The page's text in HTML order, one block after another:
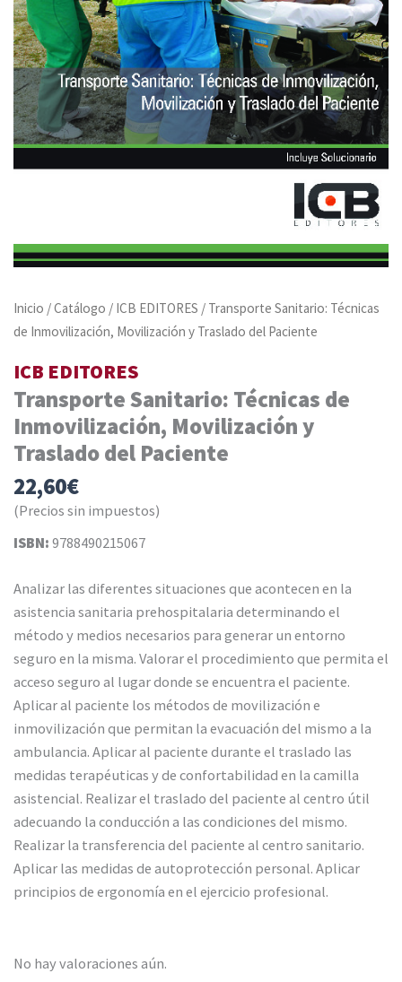
Inicio /Catálogo / ICB EDITORES / Transporte Sanitario: Técnicas
de Inmovilización, Movilización y Traslado del Paciente
ICB EDITORES
Transporte Sanitario: Técnicas de
Inmovilización, Movilización y
Traslado del Paciente
22,60€
(Precios sin impuestos)
ISBN: 9788490215067
Analizar las diferentes situaciones que acontecen en la
asistencia sanitaria prehospitalaria determinando el
método y medios necesarios para generar un entorno
seguro en la misma. Valorar el procedimiento que permita el
acceso seguro al lugar donde se encuentra el paciente.
Aplicar al paciente los métodos de movilización e
inmovilización que permitan la evacuación del mismo a la
ambulancia. Aplicar al paciente durante el traslado las
medidas terapéuticas y de confortabilidad en la camilla
asistencial. Realizar el traslado del paciente al centro útil
adecuando la conducción a las condiciones del mismo.
Realizar la transferencia del paciente al centro sanitario.
Aplicar las medidas de autoprotección personal. Aplicar
principios de ergonomía en el ejercicio profesional.
No hay valoraciones aún.